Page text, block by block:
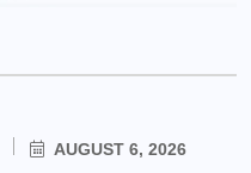
AUGUST 6, 2026